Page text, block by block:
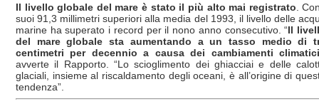
Il livello globale del mare è stato il più alto mai registrato .
suoi 91,3 millimetri superiori alla media del 1993, il livello delle
marine ha superato i record per il nono anno consecutivo. “Il
del mare globale sta aumentando a un tasso medio di
centimetri per decennio a causa dei cambiamenti climatici
avverte il Rapporto. “Lo scioglimento dei ghiacciai e delle
glaciali, insieme al riscaldamento degli oceani, è all’origine di
tendenza”.